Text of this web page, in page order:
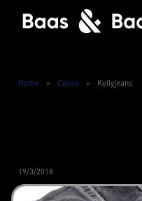
Home » Cases » Kellyjeans
19/3/2018